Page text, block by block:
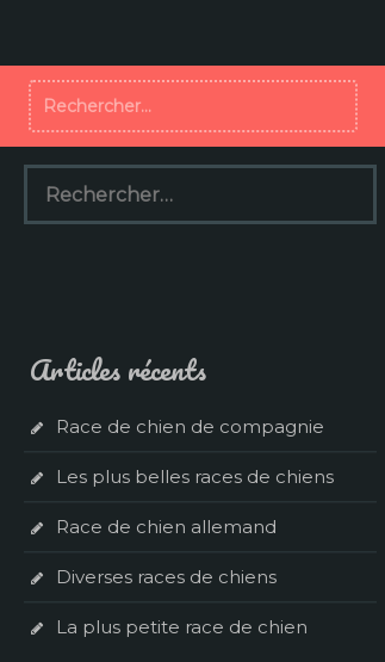
Rechercher :
Rechercher :
Articles récents
Race de chien de compagnie
Les plus belles races de chiens
Race de chien allemand
Diverses races de chiens
La plus petite race de chien